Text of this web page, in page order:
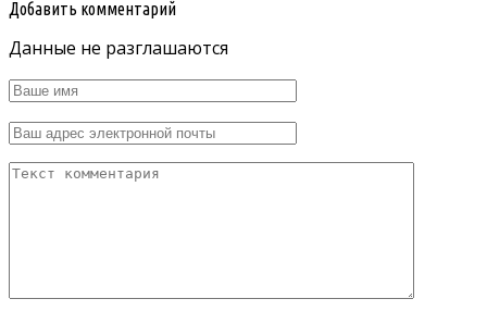
Добавить комментарий
Данные не разглашаются